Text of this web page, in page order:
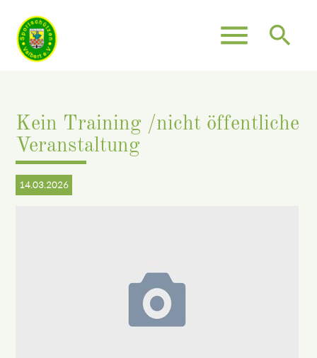
menu search
Kein Training /nicht öffentliche
Veranstaltung
14.03.2026